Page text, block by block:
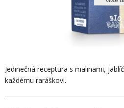
Jedinečná receptura s malinami,
každému raráškovi.